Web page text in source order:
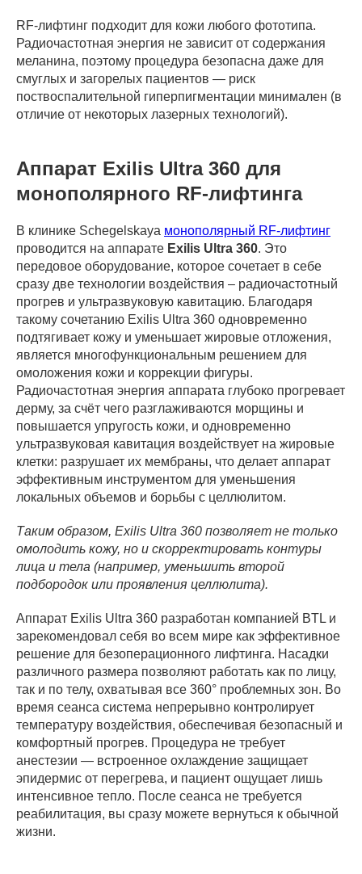
RF-лифтинг подходит для кожи любого фототипа.
Радиочастотная энергия не зависит от содержания
меланина, поэтому процедура безопасна даже для
смуглых и загорелых пациентов — риск
поствоспалительной гиперпигментации минимален (в
отличие от некоторых лазерных технологий).
Аппарат Exilis Ultra 360 для
монополярного RF-лифтинга
В клинике Schegelskaya монополярный RF-лифтинг
проводится на аппарате Exilis Ultra 360. Это
передовое оборудование, которое сочетает в себе
сразу две технологии воздействия – радиочастотный
прогрев и ультразвуковую кавитацию. Благодаря
такому сочетанию Exilis Ultra 360 одновременно
подтягивает кожу и уменьшает жировые отложения,
является многофункциональным решением для
омоложения кожи и коррекции фигуры.
Радиочастотная энергия аппарата глубоко прогревает
дерму, за счёт чего разглаживаются морщины и
повышается упругость кожи, и одновременно
ультразвуковая кавитация воздействует на жировые
клетки: разрушает их мембраны, что делает аппарат
эффективным инструментом для уменьшения
локальных объемов и борьбы с целлюлитом​.
Таким образом, Exilis Ultra 360 позволяет не только
омолодить кожу, но и скорректировать контуры
лица и тела (например, уменьшить второй
подбородок или проявления целлюлита).
Аппарат Exilis Ultra 360 разработан компанией BTL и
зарекомендовал себя во всем мире как эффективное
решение для безоперационного лифтинга. Насадки
различного размера позволяют работать как по лицу,
так и по телу, охватывая все 360° проблемных зон. Во
время сеанса система непрерывно контролирует
температуру воздействия, обеспечивая безопасный и
комфортный прогрев. Процедура не требует
анестезии — встроенное охлаждение защищает
эпидермис от перегрева, и пациент ощущает лишь
интенсивное тепло. После сеанса не требуется
реабилитация, вы сразу можете вернуться к обычной
жизни.